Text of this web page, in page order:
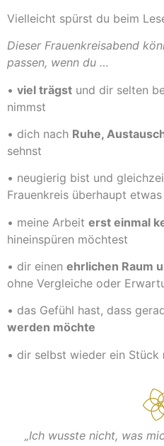
Vielleicht spürst du beim
Dieser Frauenkreisabend
passen, wenn du …
• viel trägst und dir selten
nimmst
• dich nach Ruhe,
sehnst
• neugierig bist und
Frauenkreis überhaupt
• meine Arbeit erst einmal
hineinspüren möchtest
• dir einen ehrlichen Raum
ohne Vergleiche oder
• das Gefühl hast, dass
werden möchte
• dir selbst wieder ein Stück
„Ich wusste nicht, was